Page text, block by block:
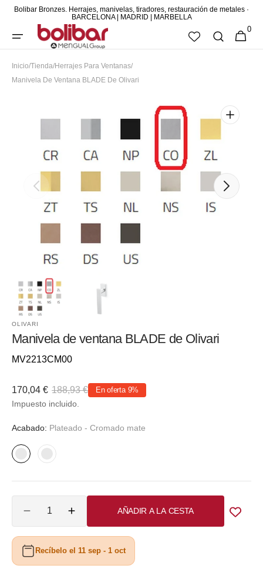
CONTENIDO
Bolibar Bronzes. Herrajes, manivelas, tiradores, restauración de metales ·
BARCELONA | MADRID | MARBELLA
CESTA
0
Inicio/Tienda/Herrajes Para Ventanas/
Manivela De Ventana BLADE De Olivari
Abrir
multimedia
en
de
OLIVARI
Manivela de ventana BLADE de Olivari
Referencia::
MV2213CM00
Precio
de
venta
170,04 €
Precio
188,93 € En oferta 9%
Impuesto incluido.
Acabado: Plateado - Cromado mate
Plateado
Cromado
mate
Plateado
Cromo
lucido
Reducir
cantidad
para
Manivela
de
Aumentar
cantidad
para
Manivela
de
AÑADIR A LA CESTA
Recíbelo el 11 sep - 1 oct